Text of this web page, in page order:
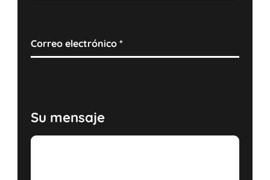
Correo electrónico*
Su mensaje